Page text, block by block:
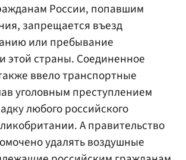
России, попавшим
запрещается въезд
или пребывание
этой страны. Соединенное
ввело транспортные
уголовным преступлением
любого российского
А правительство
удалять воздушные